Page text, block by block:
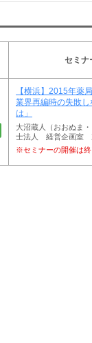
セミナ
【横浜】2015年薬
業界再編時の失敗
は」
大沼蔵人（おおぬま
士法人 経営企画室
※セミナーの開催は